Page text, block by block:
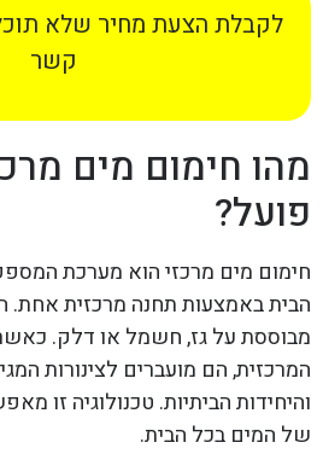
לקבלת הצעת מחיר שלא
קשר
מהו חימום מים
פועל?
חימום מים מרכזי הוא מערכת
הבית באמצעות תחנה מרכזית אחת.
מבוססת על גז, חשמל או דלק.
המרכזית, הם מועברים לצינורות
והיחידות הביתיות. טכנולוגיה זו
של המים בכל הבית.